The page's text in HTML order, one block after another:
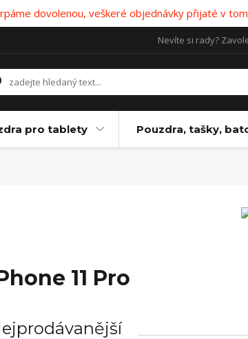
dovolenou, veškeré objednávky přijaté v
Nevíte si rady?
pro tablety Pouzdra, tašky,
11 Pro